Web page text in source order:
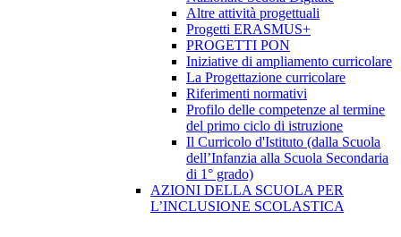
Altre attività progettuali
Progetti ERASMUS+
PROGETTI PON
Iniziative di ampliamento curricolare
La Progettazione curricolare
Riferimenti normativi
Profilo delle competenze al termine
del primo ciclo di istruzione
Il Curricolo d'Istituto (dalla Scuola
dell’Infanzia alla Scuola Secondaria
di 1° grado)
AZIONI DELLA SCUOLA PER
L’INCLUSIONE SCOLASTICA